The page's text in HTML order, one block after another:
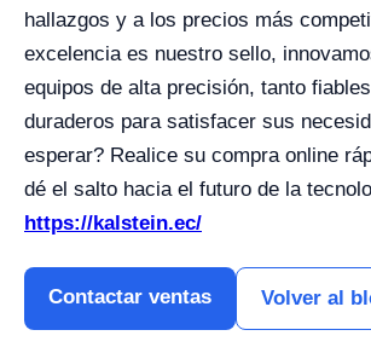
hallazgos y a los precios más
excelencia es nuestro sello,
equipos de alta precisión, tanto
duraderos para satisfacer sus
esperar? Realice su compra online
dé el salto hacia el futuro de la
https://kalstein.ec/
Contactar ventas Volver al